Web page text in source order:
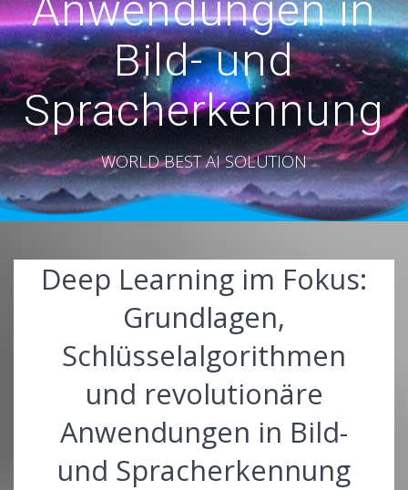
Bild- und
Spracherkennung
WORLD BEST AI SOLUTION
Deep Learning im Fokus:
Grundlagen,
Schlüsselalgorithmen
und revolutionäre
Anwendungen in Bild-
und Spracherkennung